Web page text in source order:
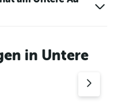
in Untere